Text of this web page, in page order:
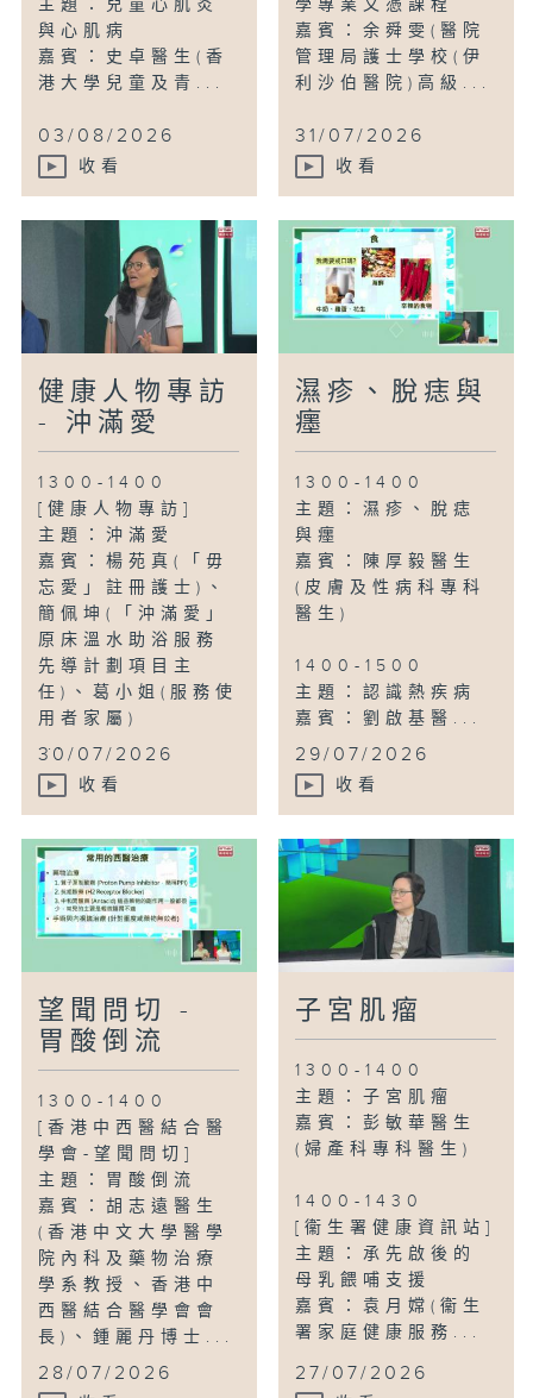
主題：兒童心肌炎
與心肌病
嘉賓：史卓醫生(香
港大學兒童及青...
03/08/2026
收看
學專業文憑課程
嘉賓：余舜雯(醫院
管理局護士學校(伊
利沙伯醫院)高級...
31/07/2026
收看
健康人物專訪
- 沖滿愛
1300-1400
[健康人物專訪]
主題：沖滿愛
嘉賓：楊苑真(「毋
忘愛」註冊護士)、
簡佩坤(「沖滿愛」
原床溫水助浴服務
先導計劃項目主
任)、葛小姐(服務使
用者家屬)
...
30/07/2026
收看
濕疹、脫痣與
癦
1300-1400
主題：濕疹、脫痣
與癦
嘉賓：陳厚毅醫生
(皮膚及性病科專科
醫生)
1400-1500
主題：認識熱疾病
嘉賓：劉啟基醫...
29/07/2026
收看
望聞問切 -
胃酸倒流
1300-1400
[香港中西醫結合醫
學會-望聞問切]
主題：胃酸倒流
嘉賓：胡志遠醫生
(香港中文大學醫學
院內科及藥物治療
學系教授、香港中
西醫結合醫學會會
長)、鍾麗丹博士...
28/07/2026
子宮肌瘤
1300-1400
主題：子宮肌瘤
嘉賓：彭敏華醫生
(婦產科專科醫生)
1400-1430
[衞生署健康資訊站]
主題：承先啟後的
母乳餵哺支援
嘉賓：袁月嫦(衞生
署家庭健康服務...
27/07/2026